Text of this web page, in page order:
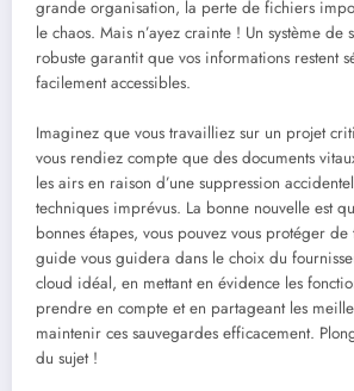
grande organisation, la perte de fichiers
le chaos. Mais n’ayez crainte ! Un système de
robuste garantit que vos informations restent
facilement accessibles.
Imaginez que vous travailliez sur un projet
vous rendiez compte que des documents
les airs en raison d’une suppression
techniques imprévus. La bonne nouvelle est
bonnes étapes, vous pouvez vous protéger de
guide vous guidera dans le choix du
cloud idéal, en mettant en évidence les
prendre en compte et en partageant les
maintenir ces sauvegardes efficacement.
du sujet !